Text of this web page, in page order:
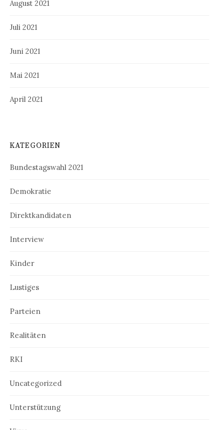
August 2021
Juli 2021
Juni 2021
Mai 2021
April 2021
KATEGORIEN
Bundestagswahl 2021
Demokratie
Direktkandidaten
Interview
Kinder
Lustiges
Parteien
Realitäten
RKI
Uncategorized
Unterstützung